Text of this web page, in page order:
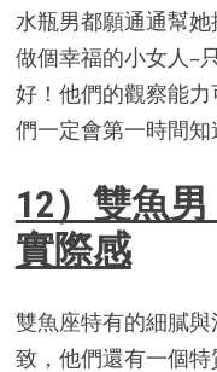
水瓶男都願通通幫
做個幸福的小女人–
好！他們的觀察能
們一定會第一時間知
12）雙魚
實際感
雙魚座特有的細膩
致，他們還有一個